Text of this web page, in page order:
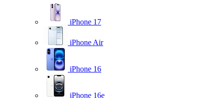
iPhone 17
iPhone Air
iPhone 16
iPhone 16e